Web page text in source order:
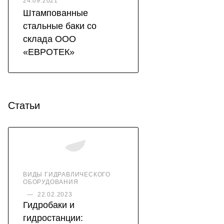
Штампованные
стальные баки со
склада ООО
«ЕВРОТЕК»
Статьи
ВИДЫ ГИДРАВЛИЧЕСКОГО
ОБОРУДОВАНИЯ
—
22.02.2023
Гидробаки и
гидростанции: